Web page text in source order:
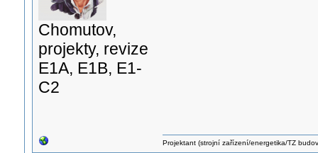
Chomutov,
projekty, revize
E1A, E1B, E1-
C2
Projektant (strojní zařízení/energetika/TZ